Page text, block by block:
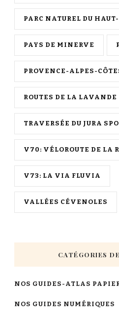
PARC NATUREL DU
PAYS DE MINERVE
PROVENCE-ALPES-
ROUTES DE LA LAVANDE
TRAVERSÉE DU JURA
V70: VÉLOROUTE DE LA
V73: LA VIA FLUVIA
VALLÉES CÉVENOLES
CATÉGORIES
NOS GUIDES-ATLAS
NOS GUIDES NUMÉRIQUES